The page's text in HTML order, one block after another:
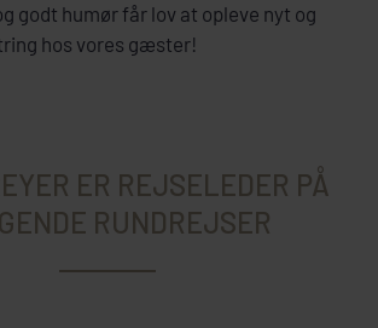
godt humør får lov at opleve nyt og
hos vores gæster!
ER REJSELEDER PÅ
RUNDREJSER